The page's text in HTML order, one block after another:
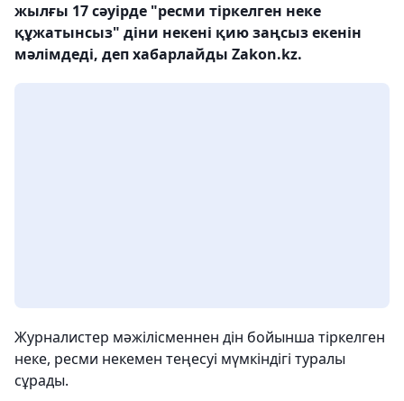
жылғы 17 сәуірде "ресми тіркелген неке
құжатынсыз" діни некені қию заңсыз екенін
мәлімдеді, деп хабарлайды Zakon.kz.
Журналистер мәжілісменнен дін бойынша тіркелген
неке, ресми некемен теңесуі мүмкіндігі туралы
сұрады.